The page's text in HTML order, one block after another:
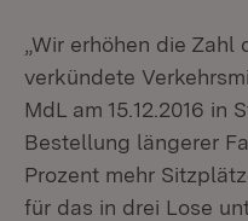
„Wir erhöhen die Zahl
verkündete
MdL am 15.12.2016 in
Bestellung längerer
Prozent mehr
für das in drei Lose